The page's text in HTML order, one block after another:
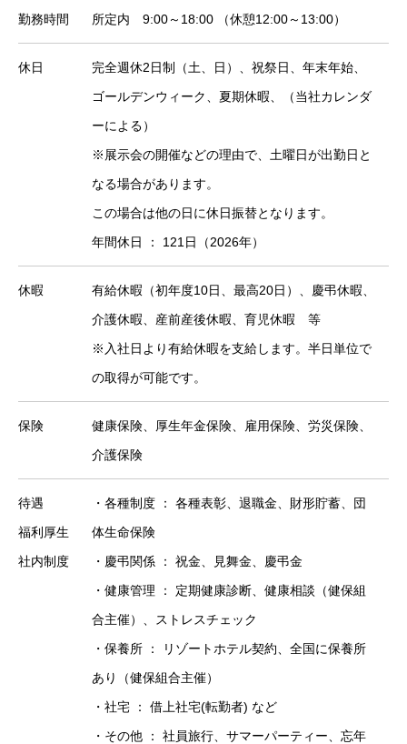
勤務時間 所定内 9:00～18:00 （休憩12:00～13:00）
休日
完全週休2日制（土、日）、祝祭日、年末年始、
ゴールデンウィーク、夏期休暇、（当社カレンダ
ーによる）
※展示会の開催などの理由で、土曜日が出勤日と
なる場合があります。
この場合は他の日に休日振替となります。
年間休日 ： 121日（2026年）
休暇
有給休暇（初年度10日、最高20日）、慶弔休暇、
介護休暇、産前産後休暇、育児休暇 等
※入社日より有給休暇を支給します。半日単位で
の取得が可能です。
保険
健康保険、厚生年金保険、雇用保険、労災保険、
介護保険
待遇
福利厚生
社内制度
・各種制度 ： 各種表彰、退職金、財形貯蓄、団
体生命保険
・慶弔関係 ： 祝金、見舞金、慶弔金
・健康管理 ： 定期健康診断、健康相談（健保組
合主催）、ストレスチェック
・保養所 ： リゾートホテル契約、全国に保養所
あり（健保組合主催）
・社宅 ： 借上社宅(転勤者) など
・その他 ： 社員旅行、サマーパーティー、忘年